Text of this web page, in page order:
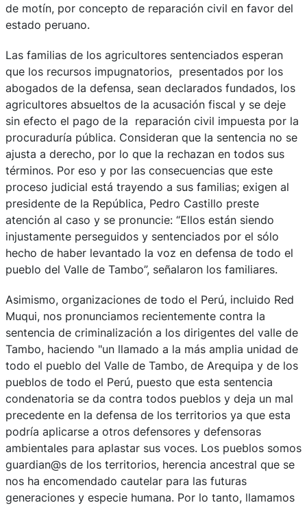
de motín, por concepto de reparación civil en favor del
estado peruano.
Las familias de los agricultores sentenciados esperan
que los recursos impugnatorios, presentados por los
abogados de la defensa, sean declarados fundados, los
agricultores absueltos de la acusación fiscal y se deje
sin efecto el pago de la reparación civil impuesta por la
procuraduría pública. Consideran que la sentencia no se
ajusta a derecho, por lo que la rechazan en todos sus
términos. Por eso y por las consecuencias que este
proceso judicial está trayendo a sus familias; exigen al
presidente de la República, Pedro Castillo preste
atención al caso y se pronuncie: “Ellos están siendo
injustamente perseguidos y sentenciados por el sólo
hecho de haber levantado la voz en defensa de todo el
pueblo del Valle de Tambo”, señalaron los familiares.
Asimismo, organizaciones de todo el Perú, incluido Red
Muqui, nos pronunciamos recientemente contra la
sentencia de criminalización a los dirigentes del valle de
Tambo, haciendo "un llamado a la más amplia unidad de
todo el pueblo del Valle de Tambo, de Arequipa y de los
pueblos de todo el Perú, puesto que esta sentencia
condenatoria se da contra todos pueblos y deja un mal
precedente en la defensa de los territorios ya que esta
podría aplicarse a otros defensores y defensoras
ambientales para aplastar sus voces. Los pueblos somos
guardian@s de los territorios, herencia ancestral que se
nos ha encomendado cautelar para las futuras
generaciones y especie humana. Por lo tanto, llamamos